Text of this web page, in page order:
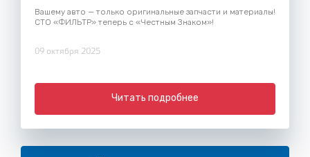
Вашему авто — только оригинальные запчасти и материалы!
СТО «ФИЛЬТР» теперь с «Честным Знаком»!
09 октября 2025
Читать подробнее